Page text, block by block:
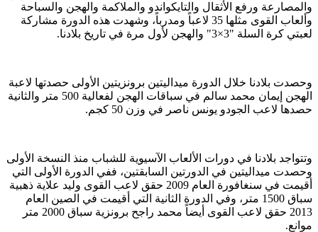
والمصارعة ورفع الأثقال والتايكواندو والملاكمة والهجن والسباحة
وألعاب القوى مثلها 35 لاعباً ومدرباً، وشهدت هذه الدورة مشاركة
لعبتي كرة السلة "3×3" والهجن لأول مرة في تاريخ بلادنا.
وحصدت بلادنا خلال الدورة ميداليتين برونزيتين الأولى حصدتها لاعبة
الهجن إيمان محمد سالم في سباقات الهجن لفعالية 500 متر والثانية
حصدها لاعب الجودو يونس ناصر في وزن 50 كجم.
وتتواجد بلادنا في دورات الألعاب الآسيوية للشباب منذ النسخة الأولى
وحصدت ميداليتين في الدورتين السابقتين، ففي الدورة الأولى التي
أقيمت في سنغافورة العام 2009 حقق لاعب القوى وليد علاية ذهبية
سباق 1500 متر، وفي الدورة الثانية التي أقيمت في الصين العام
2013 حقق لاعب القوى أيضاً محمد راجح برونزية سباق 2000 متر
موانع.